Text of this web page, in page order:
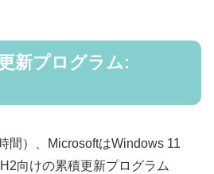
新プログラム:
間）、MicrosoftはWindows 11
向けの累積更新プログラム